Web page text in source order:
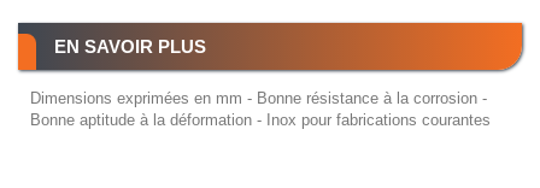
EN SAVOIR PLUS
Dimensions exprimées en mm - Bonne résistance à la corrosion -
Bonne aptitude à la déformation - Inox pour fabrications courantes